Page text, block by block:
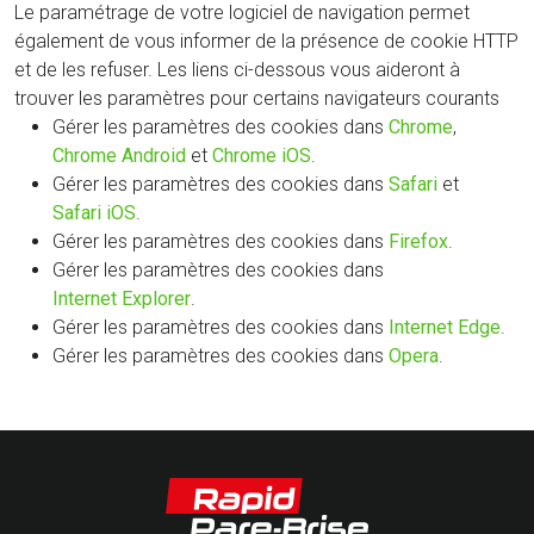
Le paramétrage de votre logiciel de navigation permet
également de vous informer de la présence de cookie HTTP
et de les refuser. Les liens ci-dessous vous aideront à
trouver les paramètres pour certains navigateurs courants
Gérer les paramètres des cookies dans Chrome,
Chrome Android et Chrome iOS.
Gérer les paramètres des cookies dans Safari et
Safari iOS.
Gérer les paramètres des cookies dans Firefox.
Gérer les paramètres des cookies dans
Internet Explorer.
Gérer les paramètres des cookies dans Internet Edge.
Gérer les paramètres des cookies dans Opera.